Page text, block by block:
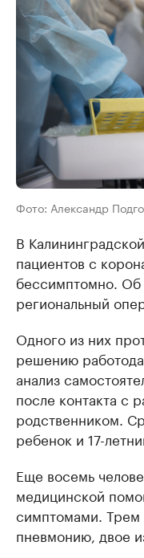
Фото: Александр
В
пациентов с
бессимптомно.
региональный
Одного из них
решению
анализ
после контакта с
родственником.
ребенок и 17-
Еще восемь
медицинской
симптомами. Трем
пневмонию, двое